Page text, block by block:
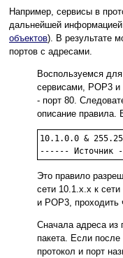
Например, сервисы в
дальнейшей
объектов). В результате
портов с адресами.
Воспользуемся
сервисами, POP3 и
- порт 80.
описание правила.
10.1.0.0 &
------ Источник
Это правило
сети 10.1.x.x к
и POP3, проходить
Сначала адреса из
пакета. Если
протокол и порт